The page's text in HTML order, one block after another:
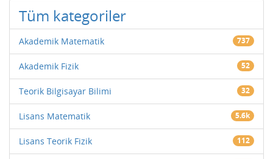
Tüm kategoriler
Akademik Matematik 737
Akademik Fizik 52
Teorik Bilgisayar Bilimi 32
Lisans Matematik 5.6k
Lisans Teorik Fizik 112